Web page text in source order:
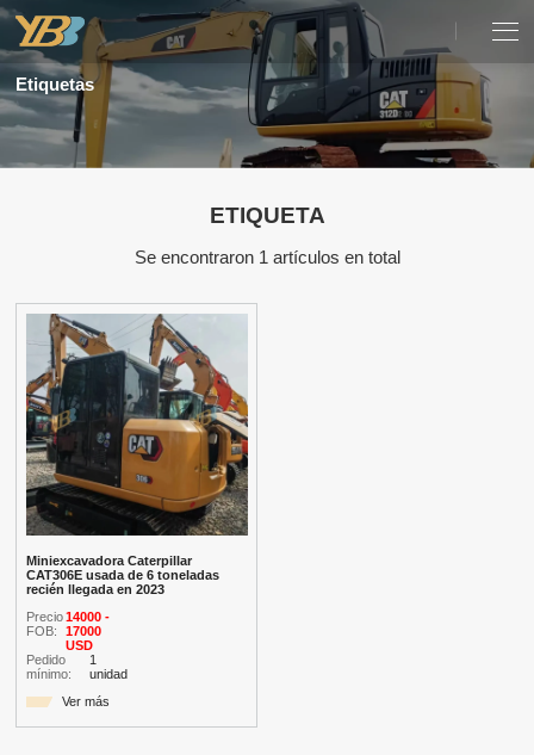
Etiquetas
ETIQUETA
Se encontraron 1 artículos en total
Miniexcavadora Caterpillar
CAT306E usada de 6 toneladas
recién llegada en 2023
Precio
FOB:
14000 -
17000
USD
Pedido
mínimo:
1
unidad
Ver más